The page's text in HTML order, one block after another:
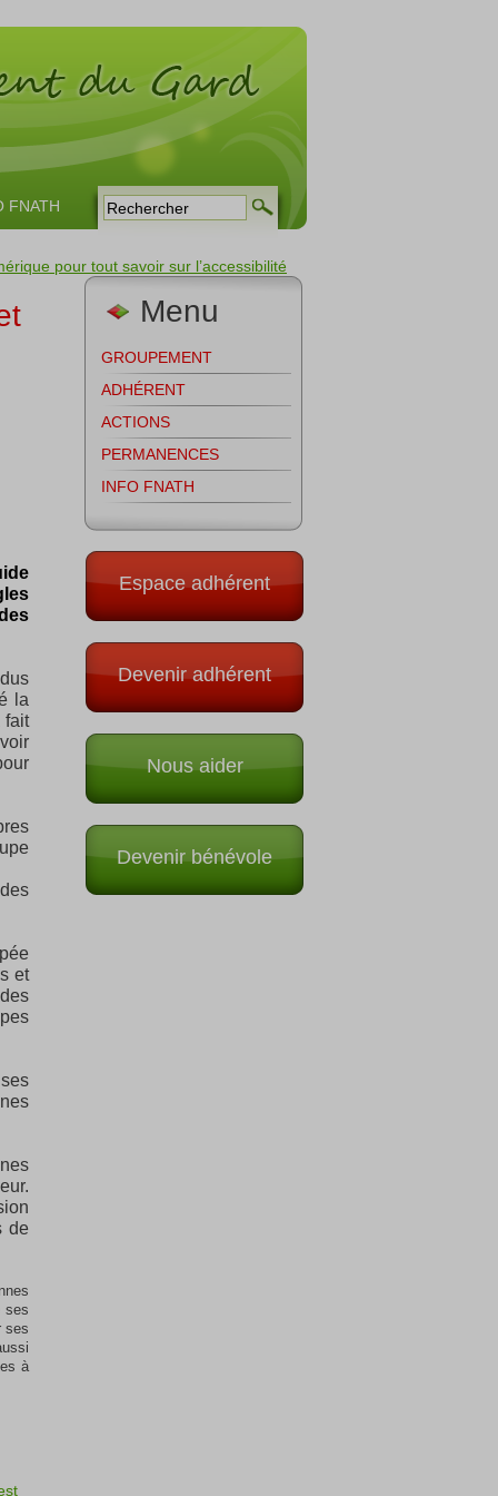
FNATH
pour tout savoir sur l’accessibilité
la
fait
et
de
ses
ses
à
Menu
GROUPEMENT
ADHÉRENT
ACTIONS
PERMANENCES
INFO FNATH
Espace adhérent
Devenir adhérent
Nous aider
Devenir bénévole